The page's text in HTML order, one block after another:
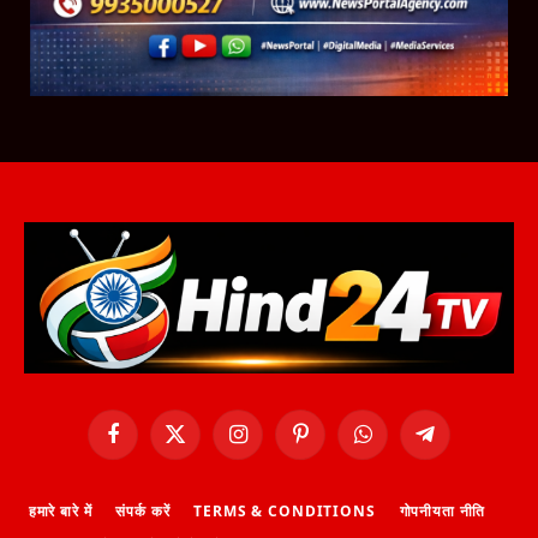
FacebookX
InstagramPinterestWhatsAppTelegram
हमारे बारे में संपर्क करें TERMS & CONDITIONS
गोपनीयता नीति